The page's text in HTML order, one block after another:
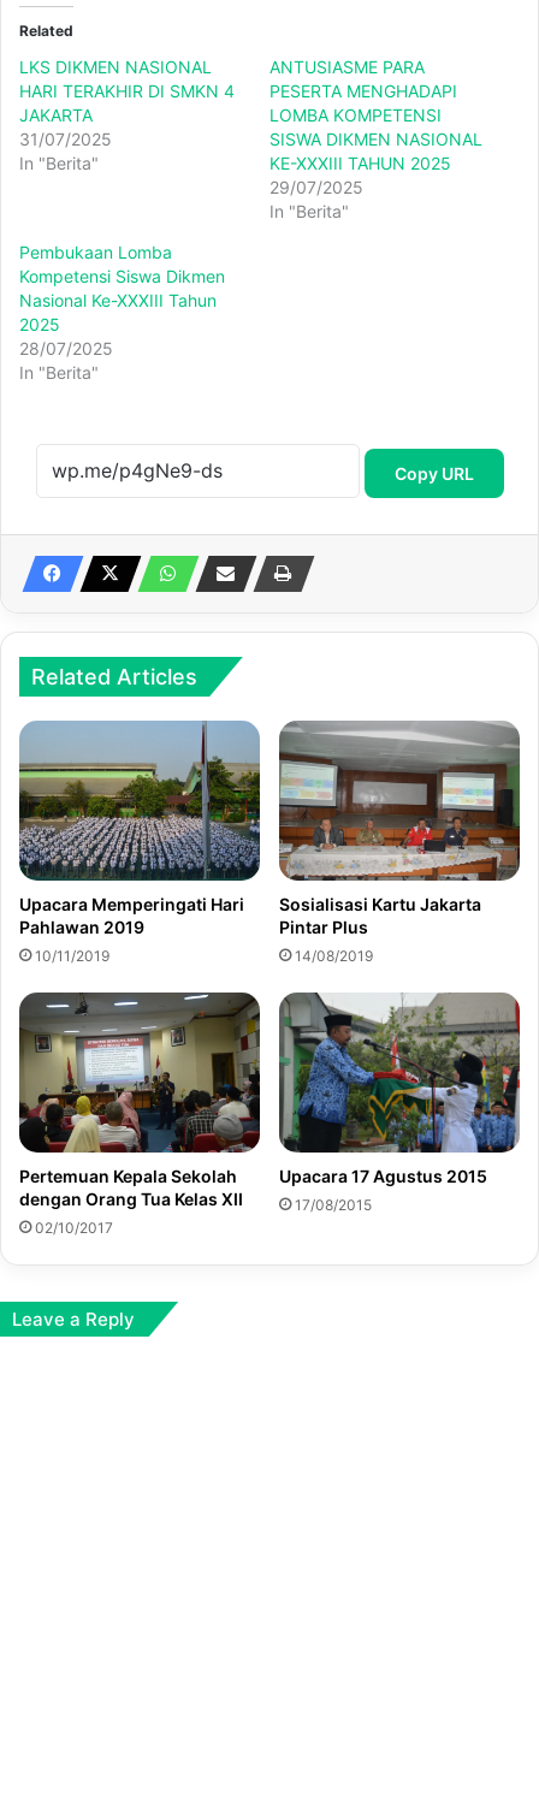
Related
LKS DIKMEN NASIONAL
HARI TERAKHIR DI SMKN 4
JAKARTA
31/07/2025
In "Berita"
ANTUSIASME PARA
PESERTA MENGHADAPI
LOMBA KOMPETENSI
SISWA DIKMEN NASIONAL
KE-XXXIII TAHUN 2025
29/07/2025
In "Berita"
Pembukaan Lomba
Kompetensi Siswa Dikmen
Nasional Ke-XXXIII Tahun
2025
28/07/2025
In "Berita"
Copy URL
Related Articles
Upacara Memperingati Hari
Pahlawan 2019
10/11/2019
Sosialisasi Kartu Jakarta
Pintar Plus
14/08/2019
Pertemuan Kepala Sekolah
dengan Orang Tua Kelas XII
02/10/2017
Upacara 17 Agustus 2015
17/08/2015
Leave a Reply